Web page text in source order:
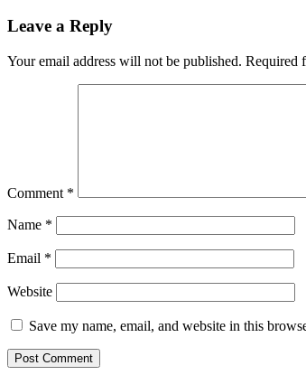
Leave a Reply
Your email address will not be published. Required
Comment *
Name *
Email *
Website
Save my name, email, and website in this